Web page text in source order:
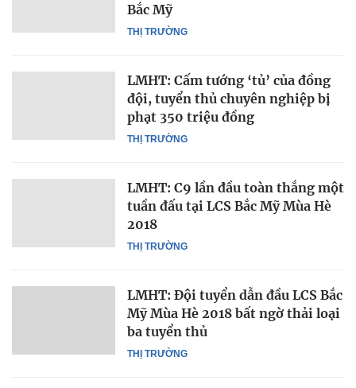
THỊ TRƯỜNG
Bắc Mỹ
THỊ TRƯỜNG
LMHT: Cấm tướng ‘tủ’ của đồng
đội, tuyển thủ chuyên nghiệp bị
phạt 350 triệu đồng
THỊ TRƯỜNG
LMHT: C9 lần đầu toàn thắng một
tuần đấu tại LCS Bắc Mỹ Mùa Hè
2018
THỊ TRƯỜNG
LMHT: Đội tuyển dẫn đầu LCS Bắc
Mỹ Mùa Hè 2018 bất ngờ thải loại
ba tuyển thủ